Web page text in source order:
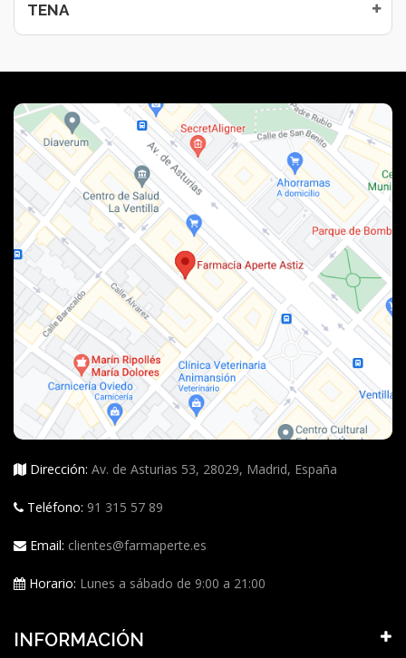
TENA
Dirección: Av. de Asturias 53, 28029, Madrid, España
Teléfono: 91 315 57 89
Email: clientes@farmaperte.es
Horario: Lunes a sábado de 9:00 a 21:00
INFORMACIÓN